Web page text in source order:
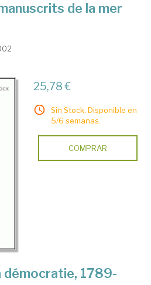
de la mer
25,78 €
Sin Stock. Disponible en
5/6 semanas.
COMPRAR
démocratie, 1789-